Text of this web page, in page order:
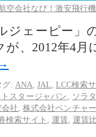
空会社なび！激安飛行
ジェーピー」
、2012年4月
グ: ANA JAL LCC検索
スタージャパン
ソラ
社 ,株式会社ベンチャ
検索サイト 運賃 運賃